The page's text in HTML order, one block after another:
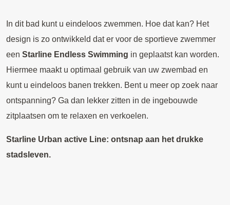
In dit bad kunt u eindeloos zwemmen. Hoe dat kan? Het
design is zo ontwikkeld dat er voor de sportieve zwemmer
een Starline Endless Swimming in geplaatst kan worden.
Hiermee maakt u optimaal gebruik van uw zwembad en
kunt u eindeloos banen trekken. Bent u meer op zoek naar
ontspanning? Ga dan lekker zitten in de ingebouwde
zitplaatsen om te relaxen en verkoelen.
Starline Urban active Line: ontsnap aan het drukke
stadsleven.